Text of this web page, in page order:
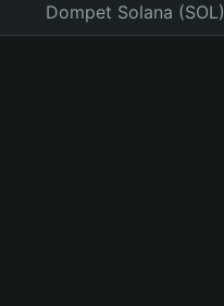
Dompet Solana (SOL)